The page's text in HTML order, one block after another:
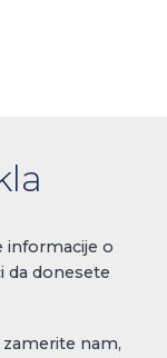
informacije o
da donesete
nam,